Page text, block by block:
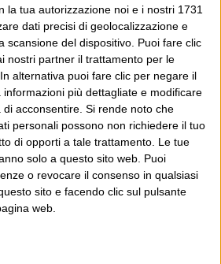
la tua autorizzazione noi e i nostri 1731
dati precisi di geolocalizzazione e
scansione del dispositivo. Puoi fare clic
nostri partner il trattamento per le
alternativa puoi fare clic per negare il
più dettagliate e modificare
acconsentire. Si rende noto che
personali possono non richiedere il tuo
di opporti a tale trattamento. Le tue
solo a questo sito web. Puoi
o revocare il consenso in qualsiasi
sito e facendo clic sul pulsante
web.
La cupola